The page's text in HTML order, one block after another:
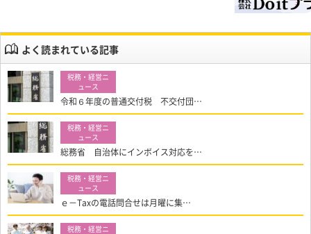
よく読まれている記事
令和６年度の普通交付税 不交付団…
総務省 自治体にインボイス対応を…
ｅ－Taxの電話問合せは月曜に集…